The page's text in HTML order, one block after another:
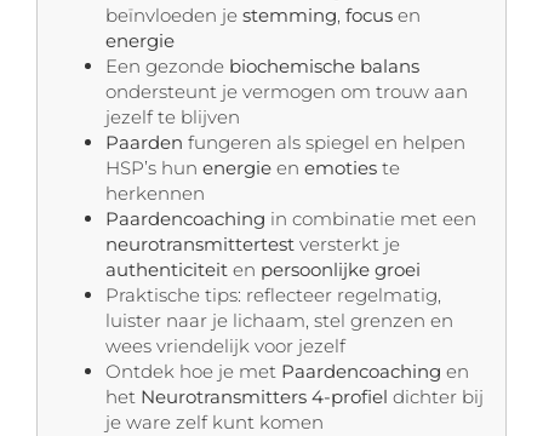
beïnvloeden je stemming, focus en
energie
Een gezonde biochemische balans
ondersteunt je vermogen om trouw aan
jezelf te blijven
Paarden fungeren als spiegel en helpen
HSP’s hun energie en emoties te
herkennen
Paardencoaching in combinatie met een
neurotransmittertest versterkt je
authenticiteit en persoonlijke groei
Praktische tips: reflecteer regelmatig,
luister naar je lichaam, stel grenzen en
wees vriendelijk voor jezelf
Ontdek hoe je met Paardencoaching en
het Neurotransmitters 4-profiel dichter bij
je ware zelf kunt komen